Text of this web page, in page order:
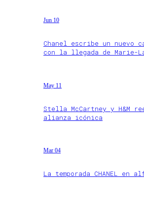
Jun 10
Chanel escribe un nuevo
con la llegada de Marie-
May 11
Stella McCartney y H&M
alianza icónica
Mar 04
La temporada CHANEL en